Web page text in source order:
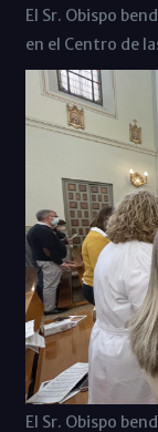
El Sr. Obispo
en el Centro de
El Sr. Obispo